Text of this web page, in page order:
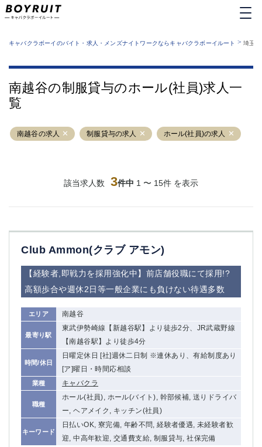
業種から探す
運営者情報
サイトマップ
キャバクラボーイのバイト・求人・メンズナイトワークならキャバクラボーイルート > 埼玉
南越谷の制服貸与のホール(社員)求人一
覧
南越谷の求人 制服貸与の求人 ホール(社員)の求人
該当求人数 3件中 1 〜 15件 を表示
Club Ammon(クラブ アモン)
【経験者,即戦力を採用強化中】前店舗役職にて採用!?
高額歩合や週休2日等一般企業にも負けない待遇多数
エリア 南越谷
最寄り駅
東武伊勢崎線【新越谷駅】より徒歩2分、JR武蔵野線
【南越谷駅】より徒歩4分
時間/休日
日曜定休日 [社]週休二日制 ※連休あり、有給制度あり
[ア]曜日・時間応相談
業種 キャバクラ
職種
ホール(社員), ホール(バイト), 幹部候補, 送りドライバ
ー, ヘアメイク, キッチン(社員)
キーワード
日払いOK, 寮完備, 年齢不問, 経験者優遇, 未経験者歓
迎, 中高年歓迎, 交通費支給, 制服貸与, 社保完備
六本木
池袋
渋谷
大和
立川
①六本木 ②西麻布
大山
赤坂
高円寺
蒲田東口
多摩センター
立川（南口）
西葛西
中野
葛西
中目黒
ひばりヶ丘（北口）
学芸大学
吉祥寺（南口／公園口）
自由が丘
吉祥寺（北口／東口）
錦糸町南口
下北沢・経堂
金町（北口）
成増駅徒歩3分の好立地！①JR埼京線「赤羽駅」から徒歩2分 ②東